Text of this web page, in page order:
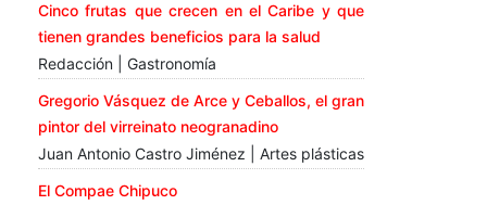
Cinco frutas que crecen en el Caribe y que
tienen grandes beneficios para la salud
Redacción | Gastronomía
Gregorio Vásquez de Arce y Ceballos, el gran
pintor del virreinato neogranadino
Juan Antonio Castro Jiménez | Artes plásticas
El Compae Chipuco